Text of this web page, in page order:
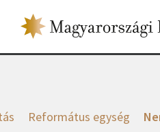
Református egység